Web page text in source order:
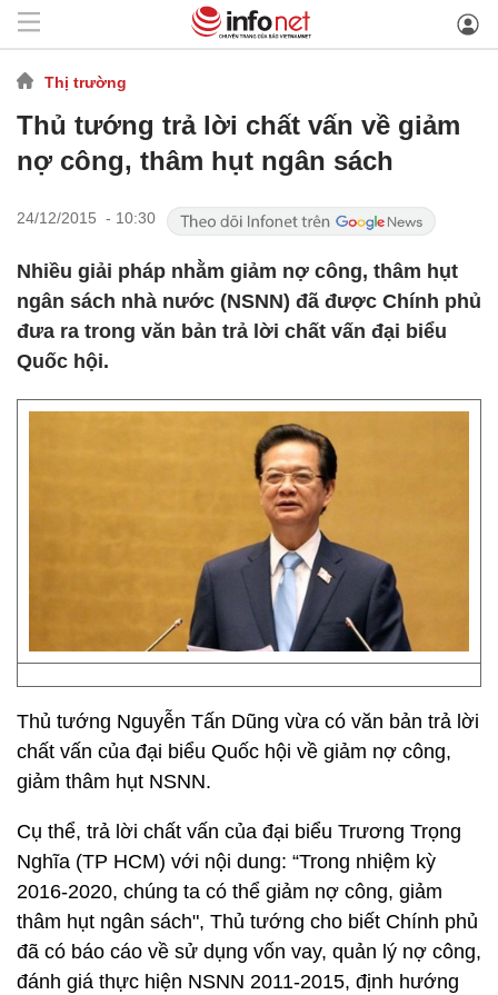
Thị trường
Thủ tướng trả lời chất vấn về giảm
nợ công, thâm hụt ngân sách
24/12/2015 - 10:30
Nhiều giải pháp nhằm giảm nợ công, thâm hụt
ngân sách nhà nước (NSNN) đã được Chính phủ
đưa ra trong văn bản trả lời chất vấn đại biểu
Quốc hội.
Thủ tướng Nguyễn Tấn Dũng vừa có văn bản trả lời
chất vấn của đại biểu Quốc hội về giảm nợ công,
giảm thâm hụt NSNN.
Cụ thể, trả lời chất vấn của đại biểu Trương Trọng
Nghĩa (TP HCM) với nội dung: “Trong nhiệm kỳ
2016-2020, chúng ta có thể giảm nợ công, giảm
thâm hụt ngân sách", Thủ tướng cho biết Chính phủ
đã có báo cáo về sử dụng vốn vay, quản lý nợ công,
đánh giá thực hiện NSNN 2011-2015, định hướng